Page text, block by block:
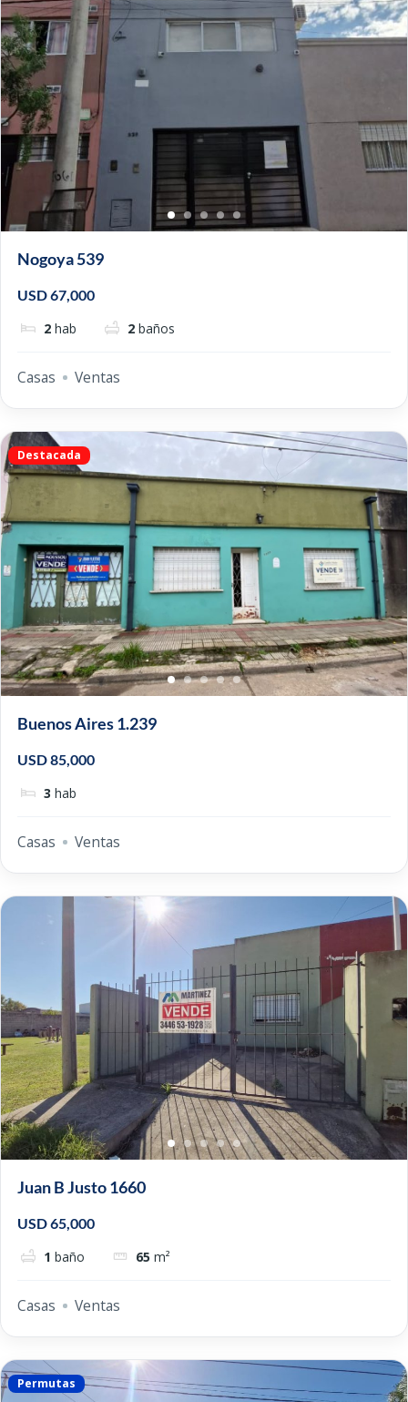
Nogoya 539
USD 67,000
2 hab 2 baños
Casas Ventas
Destacada
Buenos Aires 1.239
USD 85,000
3 hab
Casas Ventas
Juan B Justo 1660
USD 65,000
1 baño 65 m²
Casas Ventas
Permutas